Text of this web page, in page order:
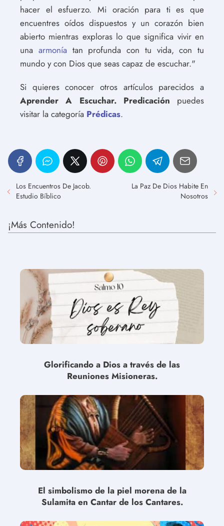
hacer el esfuerzo. Mi oración para ti es que
encuentres oídos dispuestos y un corazón bien
abierto mientras exploras lo que significa vivir en
una armoníatan profunda con tu vida, con tu
mundo y con Dios que seas capaz de escuchar."
Si quieres conocer otros artículos parecidos a
Aprender A Escuchar. Predicación puedes
visitar la categoría Prédicas.
Los Encuentros De Jacob.
Estudio Bíblico
La Paz De Dios Habite En
Nosotros
¡Más Contenido!
Glorificando a Dios a través de las
Reuniones Misioneras.
El simbolismo de la piel morena de la
Sulamita en Cantar de los Cantares.